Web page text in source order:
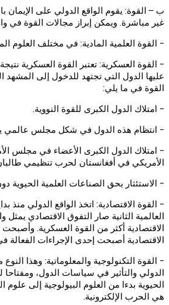
ب – القوة: يقوم الواقع الدولي على الإيمان
غير مباشرة. ويمكن إبراز مجالات القوة في
- القوة العلمية المادية: في مختلف العلوم
- القوة العسكرية: تعتبر القوة العسكرية
عليها الدول التي تجتهد للدخول إلى المشهد
القوة في ما يلي:
- امتلاك الدول الكبرى للقوة النووية.
- انتظام هذه الدول في شكل مجلس عالمي
- امتلاك الدول الكبرى الأعضاء في مجلس
الأمريكي في أفغانستان لحرب تنظيمي طالبان والقاعدة سنة 2001، والتدخل الأمريكي والبريطاني في العراق سنة 2003،
- الاستئثار بحق الصناعات العلمية
- القوة الاقتصادية: اتخذ الواقع الدولي
العالمية الثانية صار التفوق الاقتصادي
الاقتصادية أكثر من القوة العسكرية.
الاقتصادية أصبحت إحدى الإجراءات الفعالة
- القوة التكنولوجية والمعلوماتية: وهذا
الدولي والتأثير في سياسات الدول،
الحيوية بدءا من العلوم البيولوجية إلى
هي الحرب الإلكترونية.